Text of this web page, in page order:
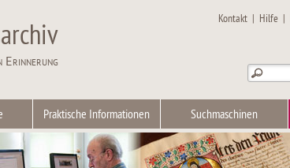
Kontakt | Hilfe |
Praktische Informationen Suchmaschinen